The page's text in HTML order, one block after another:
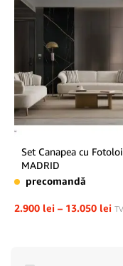
Set Canapea cu
MADRID
precomandă
2.900 lei – 13.050 lei